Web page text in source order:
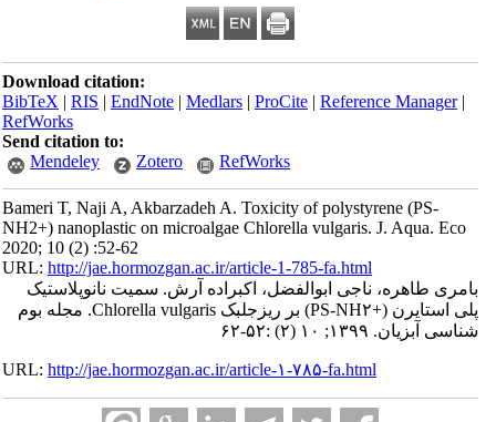
Download citation:
BibTeX|RIS|EndNote|Medlars|ProCite|Reference Manager
RefWorks
Send citation to:
Mendeley
Zotero RefWorks
Bameri T, Naji A, Akbarzadeh A. Toxicity of polystyrene (PS-
NH2+) nanoplastic on microalgae Chlorella vulgaris. J. Aqua. Eco
2020; 10 (2) :52-62
URL:http://jae.hormozgan.ac.ir/article-1-785-fa.html
بامری طاهره، ناجی ابوالفضل، اکبراده آرش. سمیت نانوپلاستیک
پلی استایرن (+PS-NH۲) بر ریزجلبک Chlorella vulgaris. مجله بوم
شناسی آبزیان. ۱۳۹۹; ۱۰ (۲) :۵۲-۶۲
URL:http://jae.hormozgan.ac.ir/article-۱-۷۸۵-fa.html